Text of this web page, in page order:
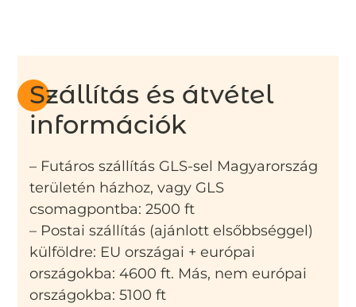
Szállítás és átvétel
információk
– Futáros szállítás GLS-sel Magyarország
területén házhoz, vagy GLS
csomagpontba: 2500 ft
– Postai szállítás (ajánlott elsőbbséggel)
külföldre: EU országai + európai
országokba: 4600 ft. Más, nem európai
országokba: 5100 ft